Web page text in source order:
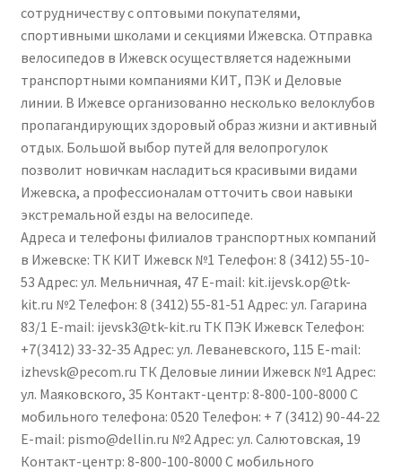
сотрудничеству с оптовыми покупателями,
спортивными школами и секциями Ижевска. Отправка
велосипедов в Ижевск осуществляется надежными
транспортными компаниями КИТ, ПЭК и Деловые
линии. В Ижевсе организованно несколько велоклубов
пропагандирующих здоровый образ жизни и активный
отдых. Большой выбор путей для велопрогулок
позволит новичкам насладиться красивыми видами
Ижевска, а профессионалам отточить свои навыки
экстремальной езды на велосипеде.
Адреса и телефоны филиалов транспортных компаний
в Ижевске: ТК КИТ Ижевск №1 Телефон: 8 (3412) 55-10-
53 Адрес: ул. Мельничная, 47 E-mail: kit.ijevsk.op@tk-
kit.ru №2 Телефон: 8 (3412) 55-81-51 Адрес: ул. Гагарина
83/1 E-mail: ijevsk3@tk-kit.ru ТК ПЭК Ижевск Телефон:
+7(3412) 33-32-35 Адрес: ул. Леваневского, 115 E-mail:
izhevsk@pecom.ru ТК Деловые линии Ижевск №1 Адрес:
ул. Маяковского, 35 Контакт-центр: 8-800-100-8000 С
мобильного телефона: 0520 Телефон: + 7 (3412) 90-44-22
E-mail: pismo@dellin.ru №2 Адрес: ул. Салютовская, 19
Контакт-центр: 8-800-100-8000 С мобильного